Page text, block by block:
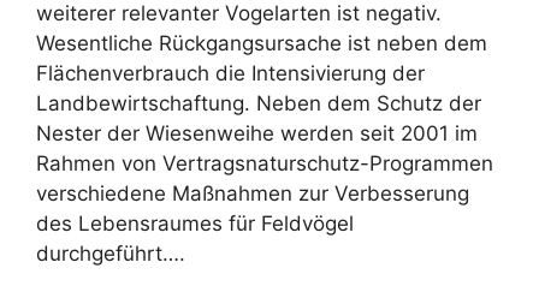
weiterer relevanter Vogelarten ist negativ.
Wesentliche Rückgangsursache ist neben dem
Flächenverbrauch die Intensivierung der
Landbewirtschaftung. Neben dem Schutz der
Nester der Wiesenweihe werden seit 2001 im
Rahmen von Vertragsnaturschutz-Programmen
verschiedene Maßnahmen zur Verbesserung
des Lebensraumes für Feldvögel
durchgeführt….